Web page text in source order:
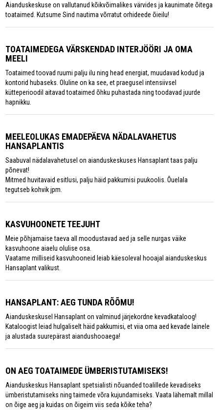
Aianduskeskuse on vallutanud kõikvõimalikes värvides ja kaunimate õitega
toataimed. Kutsume Sind nautima võrratut orhideede õieilu!
TOATAIMEDEGA VÄRSKENDAD INTERJÖÖRI JA OMA
MEELI
Toataimed toovad ruumi palju ilu ning head energiat, muudavad kodud ja
kontorid hubaseks. Oluline on ka see, et praegusel intensiivsel
kütteperioodil aitavad toataimed õhku puhastada ning toodavad juurde
hapnikku.
MEELEOLUKAS EMADEPÄEVA NÄDALAVAHETUS
HANSAPLANTIS
Saabuval nädalavahetusel on aianduskeskuses Hansaplant taas palju
põnevat!
Mitmed huvitavaid esitlusi, palju häid pakkumisi puukoolis. Õuelala
tegutseb kohvik jpm.
KASVUHOONETE TEEJUHT
Meie põhjamaise taeva all moodustavad aed ja selle nurgas väike
kasvuhoone aiaelu olulise osa.
Vaatame milliseid kasvuhooneid leiab käesoleval hooajal aianduskeskus
Hansaplant valikust.
HANSAPLANT: AEG TUNDA RÕÕMU!
Aianduskeskusel Hansaplant on valminud järjekordne kevadkataloog!
Kataloogist leiad hulgaliselt häid pakkumisi, et viia oma aed kevade lainele
ja alustada suurepärast aiandushooaega!
ON AEG TOATAIMEDE ÜMBERISTUTAMISEKS!
Aianduskeskus Hansaplant spetsialisti nõuanded toalillede kevadiseks
ümberistutamiseks ning taimede võra kujundamiseks. Vaata lähemalt millal
on õige aeg ja kuidas on õigeim viis seda kõike teha?